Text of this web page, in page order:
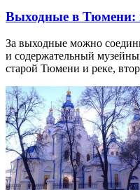
Выходные в Тюмени:
За выходные можно
и содержательный
старой Тюмени и реке,